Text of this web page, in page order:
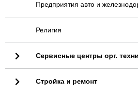
Предприятия авто и
Религия
Сервисные центры орг.
Стройка и ремонт